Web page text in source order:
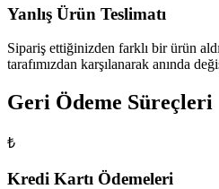
Yanlış Ürün Teslimatı
Sipariş ettiğinizden farklı bir ürün
tarafımızdan karşılanarak anında
Geri Ödeme Süreçleri
₺
Kredi Kartı Ödemeleri